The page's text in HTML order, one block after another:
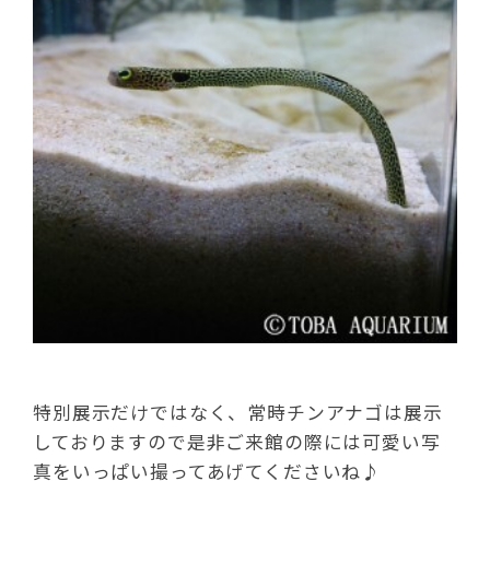
特別展示だけではなく、常時チンアナゴは展示
しておりますので是非ご来館の際には可愛い写
真をいっぱい撮ってあげてくださいね♪